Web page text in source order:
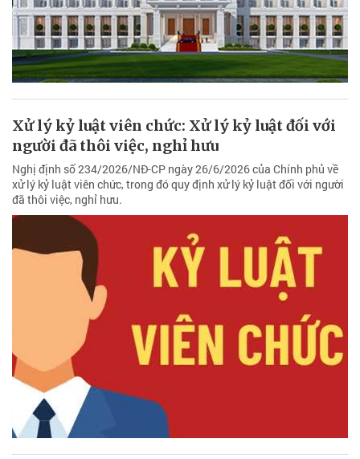
Xử lý kỷ luật viên chức: Xử lý kỷ luật đối với
người đã thôi việc, nghỉ hưu
Nghị định số 234/2026/NĐ-CP ngày 26/6/2026 của Chính phủ về
xử lý kỷ luật viên chức, trong đó quy định xử lý kỷ luật đối với người
đã thôi việc, nghỉ hưu.